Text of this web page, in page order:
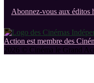
Abonnez-vous aux éditos
Action est membre des
2026 © Cinéma le Grand